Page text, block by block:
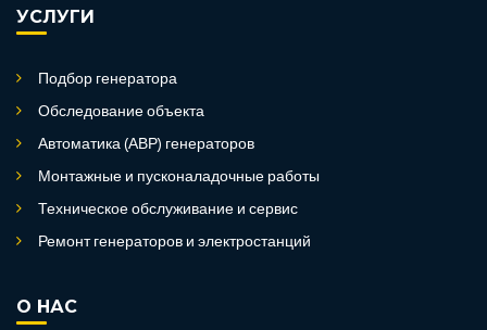
УСЛУГИ
Подбор генератора
Обследование объекта
Автоматика (АВР) генераторов
Монтажные и пусконаладочные работы
Техническое обслуживание и сервис
Ремонт генераторов и электростанций
О НАС